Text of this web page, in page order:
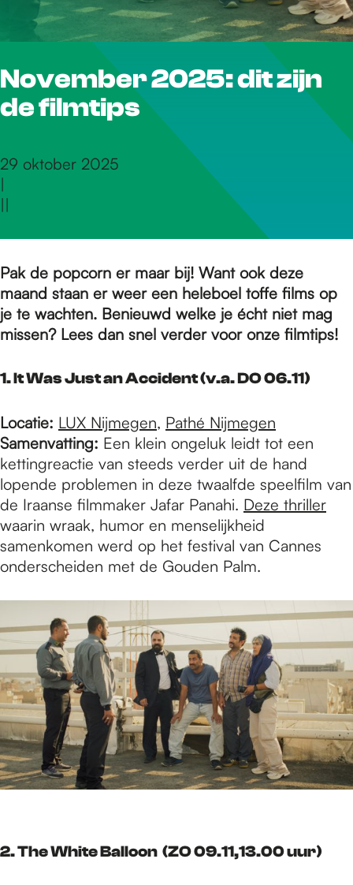
r
d
e
o
m
e
p
a
g
e
November 2025: dit zijn
de filmtips
29 oktober 2025
|
||
Pak de popcorn er maar bij! Want ook deze
maand staan er weer een heleboel toffe films op
je te wachten. Benieuwd welke je écht niet mag
missen? Lees dan snel verder voor onze filmtips!
1. It Was Just an Accident (v.a. DO 06.11)
Locatie: LUX Nijmegen, Pathé Nijmegen
Samenvatting: Een klein ongeluk leidt tot een
kettingreactie van steeds verder uit de hand
lopende problemen in deze twaalfde speelfilm van
de Iraanse filmmaker Jafar Panahi. Deze thriller
waarin wraak, humor en menselijkheid
samenkomen werd op het festival van Cannes
onderscheiden met de Gouden Palm.
2. The White Balloon (ZO 09.11,13.00 uur)